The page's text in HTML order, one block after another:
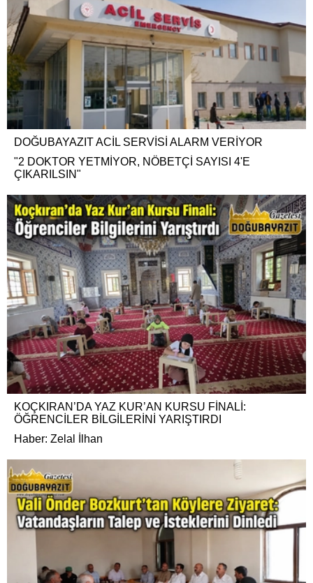
DOĞUBAYAZIT ACİL SERVİSİ ALARM VERİYOR
"2 DOKTOR YETMİYOR, NÖBETÇİ SAYISI 4'E
ÇIKARILSIN"
KOÇKIRAN’DA YAZ KUR’AN KURSU FİNALİ:
ÖĞRENCİLER BİLGİLERİNİ YARIŞTIRDI
Haber: Zelal İlhan